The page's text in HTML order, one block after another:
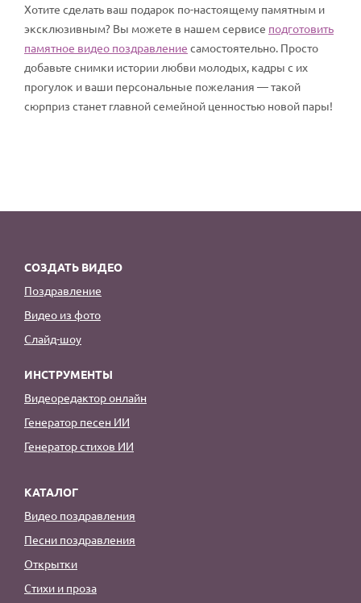
Хотите сделать ваш подарок по-настоящему памятным и
эксклюзивным? Вы можете в нашем сервисе подготовить
памятное видео поздравление самостоятельно. Просто
добавьте снимки истории любви молодых, кадры с их
прогулок и ваши персональные пожелания — такой
сюрприз станет главной семейной ценностью новой пары!
СОЗДАТЬ ВИДЕО
Поздравление
Видео из фото
Слайд-шоу
ИНСТРУМЕНТЫ
Видеоредактор онлайн
Генератор песен ИИ
Генератор стихов ИИ
КАТАЛОГ
Видео поздравления
Песни поздравления
Открытки
Стихи и проза